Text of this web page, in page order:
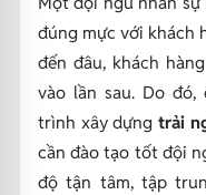
đúng mực với khách
đến đâu, khách
vào lần sau. Do
trình xây dựng trải
cần đào tạo tốt đội
độ tận tâm, tập